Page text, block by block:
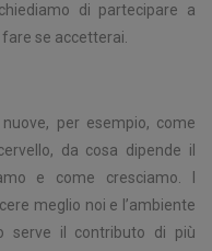
di partecipare a
se accetterai.
per esempio, come
da cosa dipende il
e come cresciamo. I
meglio noi e l’ambiente
serve il contributo di più